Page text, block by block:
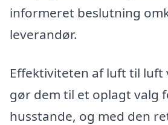
informeret beslutning
leverandør.
Effektiviteten af luft til
gør dem til et oplagt valg
husstande, og med den